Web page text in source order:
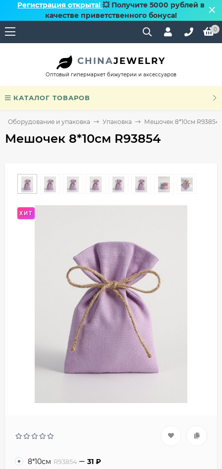
Регистрация открыта! 💥 Получите 5000 рублей в
качестве приветственного бонуса!
0
CHINAJEWELRY
Оптовый гипермаркет бижутерии и аксессуаров
КАТАЛОГ ТОВАРОВ
Оборудование и упаковка Упаковка Мешочек 8*10см R93854
Мешочек 8*10см R93854
ХИТ
8*10см R93854 31 ₽